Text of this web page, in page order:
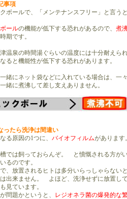
事項
ボールで、「メンテナンスフリー」と言うと
ールの機能が低下する恐れがあるので、 煮
期です。
温泉の時間湯ぐらいの温度には十分耐えら
と機能性が低下する恐れがあります。
緒にネット袋などに入れている場合は、一
緒に煮沸して差し支えありません。
ったら洗浄は間違い
る原因の1つに、 バイオフィルムがあります。
では飼っておらんぞ。 と憤慨される方が
るのです。
、放置されるヒトは多分いらっしゃらない
出来ません。 よほど、洗浄せずに放置し
見ています。
問題かというと、 レジオネラ菌の爆発的な